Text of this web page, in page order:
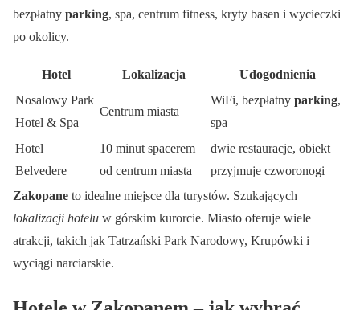
bezpłatny parking, spa, centrum fitness, kryty basen i wycieczki
po okolicy.
Hotel Lokalizacja
Udogodnienia
Nosalowy Park
Hotel & Spa
Centrum miasta
WiFi, bezpłatny parking,
spa
Hotel
Belvedere
10 minut spacerem
od centrum miasta
dwie restauracje, obiekt
przyjmuje czworonogi
Zakopane to idealne miejsce dla turystów. Szukających
lokalizacji hotelu w górskim kurorcie. Miasto oferuje wiele
atrakcji, takich jak Tatrzański Park Narodowy, Krupówki i
wyciągi narciarskie.